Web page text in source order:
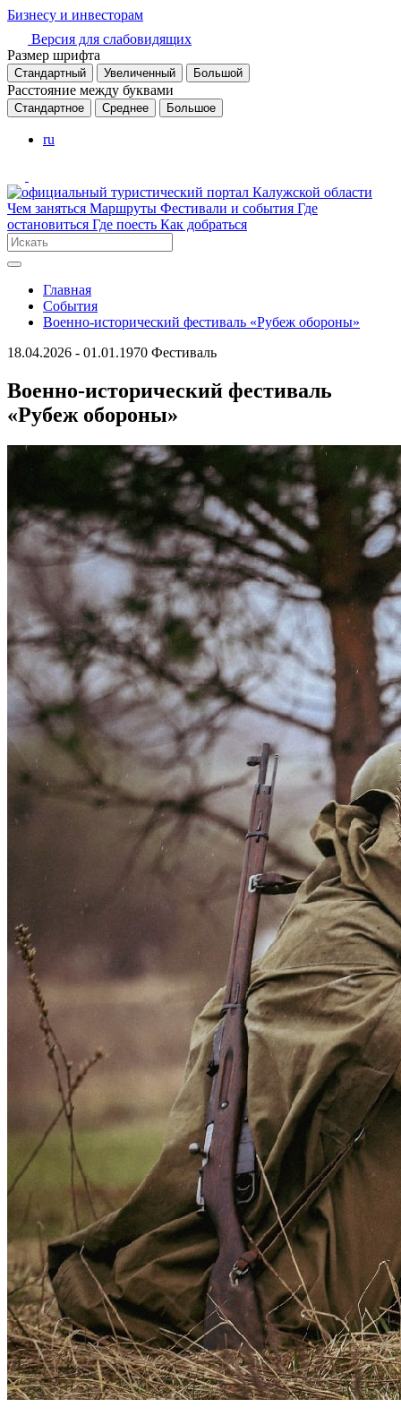
Бизнесу и инвесторам
Версия для слабовидящих
Размер шрифта
Стандартный Увеличенный Большой
Расстояние между буквами
Стандартное Среднее Большое
ru
Чем заняться Маршруты Фестивали и события Где
остановиться Где поесть Как добраться
Главная
События
Военно-исторический фестиваль «Рубеж обороны»
18.04.2026 - 01.01.1970 Фестиваль
Военно-исторический фестиваль
«Рубеж обороны»